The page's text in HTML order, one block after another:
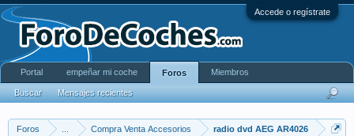
Accede o regístrate
Foros Compra Venta Accesorios radio dvd AEG AR4026
Portal empeñar mi coche Foros
Buscar Mensajes recientes
Miembros